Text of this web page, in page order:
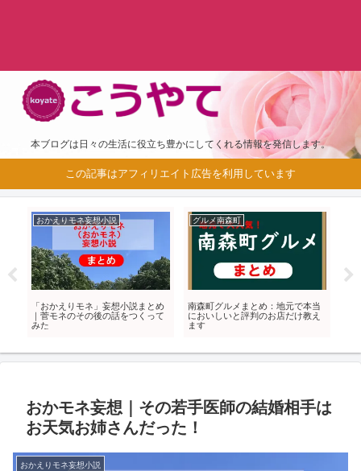
本ブログは日々の生活に役立ち豊かにしてくれる情報を発信します。
この記事はアフィリエイト広告を利用しています
おかえりモネ妄想小説
「おかえりモネ」妄想小説まとめ
｜菅モネのその後の話をつくって
みた
グルメ南森町
南森町グルメまとめ：地元で本当
においしいと評判のお店だけ教え
ます
おかモネ妄想｜その若手医師の結婚相手は
お天気お姉さんだった！
おかえりモネ妄想小説